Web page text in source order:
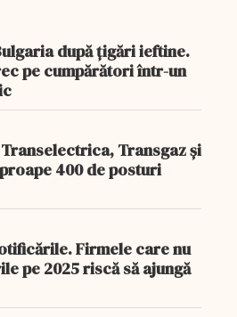
după țigări ieftine.
pe cumpărători într-un
Transgaz și
400 de posturi
Firmele care nu
pe 2025 riscă să ajungă